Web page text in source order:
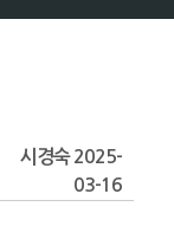
시경숙 2025-
03-16